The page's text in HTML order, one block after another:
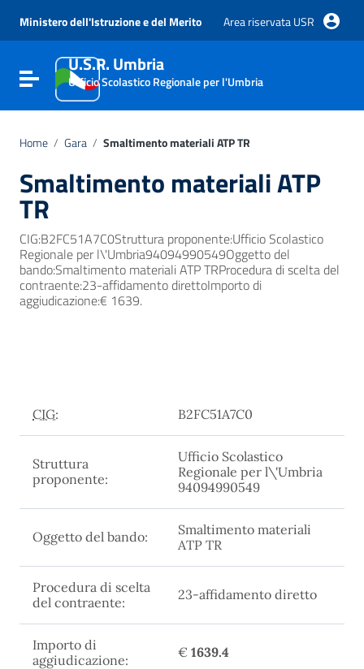
Vai al menu di navigazione
Vai al footer
Ministero dell'Istruzione e del Merito Area riservata USR
Attiva / disattiva la navigazione
U.S.R. Umbria
Ufficio Scolastico Regionale per l'Umbria
Home / Gara / Smaltimento materiali ATP TR
Smaltimento materiali ATP
TR
CIG:B2FC51A7C0Struttura proponente:Ufficio Scolastico
Regionale per l\'Umbria94094990549Oggetto del
bando:Smaltimento materiali ATP TRProcedura di scelta del
contraente:23-affidamento direttoImporto di
aggiudicazione:€ 1639.
CIG: B2FC51A7C0
Struttura
proponente:
Ufficio Scolastico
Regionale per l\'Umbria
94094990549
Oggetto del bando:
Smaltimento materiali
ATP TR
Procedura di scelta
del contraente:
23-affidamento diretto
Importo di
aggiudicazione:
€ 1639.4